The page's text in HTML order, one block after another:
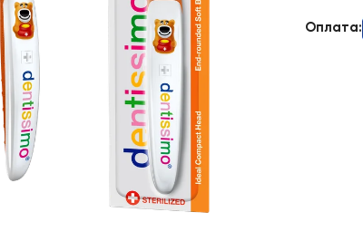
Оплата: